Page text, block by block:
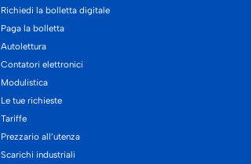
Richiedi la bolletta digitale
Paga la bolletta
Autolettura
Contatori elettronici
Modulistica
Le tue richieste
Tariffe
Prezzario all’utenza
Scarichi industriali